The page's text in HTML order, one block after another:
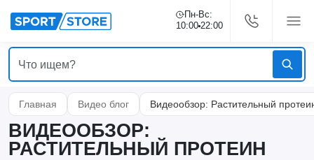
Пн-Вс:
10:00 22:00
Главная Видео блог Видеообзор: Растительный
ВИДЕООБЗОР:
РАСТИТЕЛЬНЫЙ ПРОТЕИН